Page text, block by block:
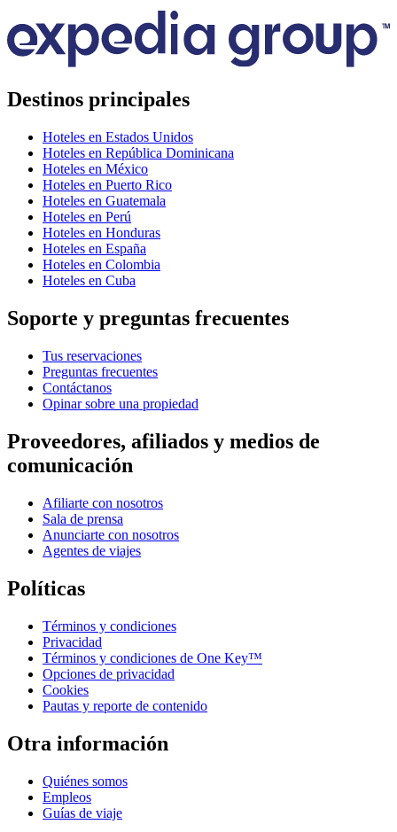
Destinos principales
Hoteles en Estados Unidos
Hoteles en República Dominicana
Hoteles en México
Hoteles en Puerto Rico
Hoteles en Guatemala
Hoteles en Perú
Hoteles en Honduras
Hoteles en España
Hoteles en Colombia
Hoteles en Cuba
Soporte y preguntas frecuentes
Tus reservaciones
Preguntas frecuentes
Contáctanos
Opinar sobre una propiedad
Proveedores, afiliados y medios de
comunicación
Afiliarte con nosotros
Sala de prensa
Anunciarte con nosotros
Agentes de viajes
Políticas
Términos y condiciones
Privacidad
Términos y condiciones de One Key™
Opciones de privacidad
Cookies
Pautas y reporte de contenido
Otra información
Quiénes somos
Empleos
Guías de viaje